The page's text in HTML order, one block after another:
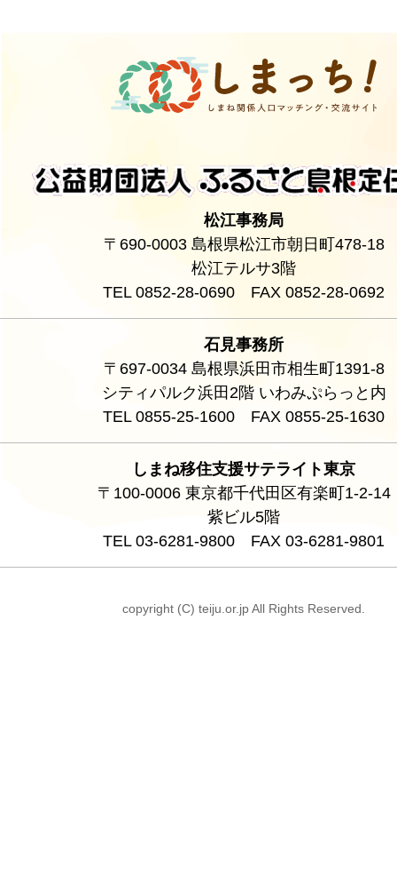
松江事務局
〒690-0003 島根県松江市朝日町478-18
松江テルサ3階
TEL 0852-28-0690 FAX 0852-28-0692
石見事務所
〒697-0034 島根県浜田市相生町1391-8
シティパルク浜田2階 いわみぷらっと内
TEL 0855-25-1600 FAX 0855-25-1630
しまね移住支援サテライト東京
〒100-0006 東京都千代田区有楽町1-2-14
紫ビル5階
TEL 03-6281-9800 FAX 03-6281-9801
copyright (C) teiju.or.jp All Rights Reserved.